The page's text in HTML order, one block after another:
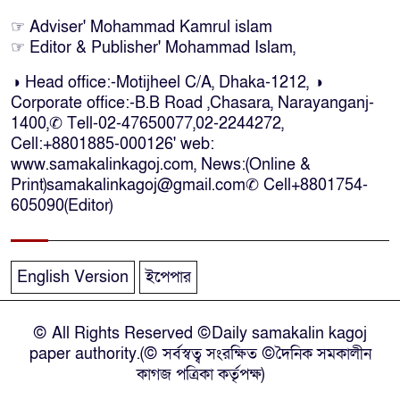
অ্যারেস্ট’ নয়, হাইকোর্টের আদেশ
স্থগিত
দক্ষিণ আফ্রিকায় অগ্নিকান্ডে নিহতদের
লাশ আনা’সহ পূর্ণ সহায়তার আশ্বাস
ইউএনও’র
কক্সবাজারে কোস্টগার্ডের অভিযানে
দক্ষিণ আফ্রিকায় দোকানে আগুন, ৬
বাংলাদেশি নিহত
দৃষ্টিপ্রতিবন্ধী শিক্ষার্থী পাশে দাঁড়ালেন
নারায়ণগঞ্জের মানবিক ডিসি
☞ Adviser' Mohammad Kamrul islam
☞ Editor & Publisher' Mohammad Islam,
◑ Head office:-Motijheel C/A, Dhaka-1212, ◑
Corporate office:-B.B Road ,Chasara, Narayanganj-
1400,✆ Tell-02-47650077,02-2244272,
Cell:+8801885-000126' web:
www.samakalinkagoj.com, News:(Online &
Print)samakalinkagoj@gmail.com✆ Cell+8801754-
605090(Editor)
English Version ইপেপার
© All Rights Reserved ©Daily samakalin kagoj
paper authority.(© সর্বস্বত্ব সংরক্ষিত ©দৈনিক সমকালীন
কাগজ পত্রিকা কর্তৃপক্ষ)